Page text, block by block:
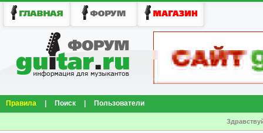
Правила Поиск Пользователи